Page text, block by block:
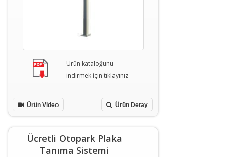
Ürün kataloğunu
indirmek için tıklayınız
Ürün Detay
Ürün Video
Ücretli Otopark Plaka
Tanıma Sistemi